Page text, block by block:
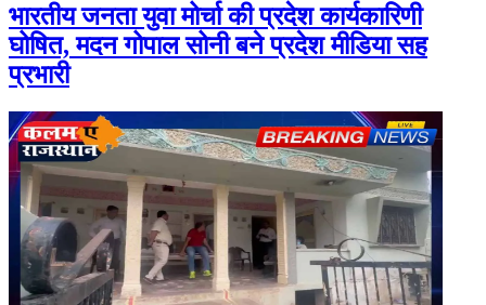
भारतीय जनता युवा मोर्चा की प्रदेश कार्यकारिणी
घोषित, मदन गोपाल सोनी बने प्रदेश मीडिया सह
प्रभारी